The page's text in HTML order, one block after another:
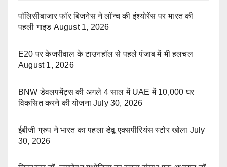
पॉलिसीबाजार फॉर बिजनेस ने लॉन्च की इंश्योरेंस पर भारत की
पहली गाइड August 1, 2026
E20 पर केजरीवाल के टाउनहॉल से पहले पंजाब में भी हलचल
August 1, 2026
BNW डेवलपमेंट्स की अगले 4 साल में UAE में 10,000 घर
विकसित करने की योजना July 30, 2026
ईबीजी ग्रुप ने भारत का पहला डेवू एक्सपीरियंस स्टोर खोला July
30, 2026